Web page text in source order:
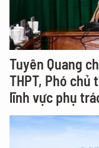
Tuyên Quang
THPT, Phó chủ
lĩnh vực phụ